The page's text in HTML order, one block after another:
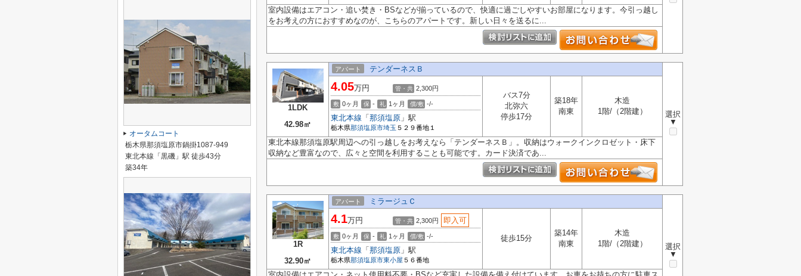
室内設備はエアコン・追い焚き・BSなどが揃っているので、快適に過ごしやすいお部屋になります。今引っ越し
をお考えの方におすすめなのが、こちらのアパートです。新しい日々を送るに...
1LDK
42.98㎡
アパート テンダーネスＢ
選択
▼
4.05万円 管・共 2,300円
敷 0ヶ月 保 - 礼 1ヶ月 償/敷 -/-
東北本線 「 那須塩原 」駅
栃木県那須塩原市埼玉 ５２９番地１
バス7分
北弥六
停歩17分
築18年
南東
木造
1階/（2階建）
東北本線那須塩原駅周辺への引っ越しをお考えなら「テンダーネスＢ」。収納はウォークインクロゼット・床下
収納など豊富なので、広々と空間を利用することも可能です。カード決済であ...
1R
32.90㎡
アパート ミラージュＣ
選択
▼
4.1万円 管・共 2,300円 即入可
敷 0ヶ月 保 - 礼 1ヶ月 償/敷 -/-
東北本線 「 那須塩原 」駅
栃木県那須塩原市東小屋 ５６番地
徒歩15分
築14年
南東
木造
1階/（2階建）
オータムコート
栃木県那須塩原市鍋掛1087-949
東北本線「黒磯」駅 徒歩43分
築34年